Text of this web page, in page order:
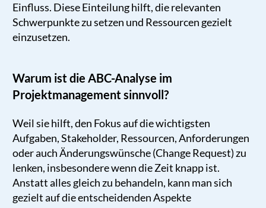
Einfluss. Diese Einteilung hilft, die relevanten
Schwerpunkte zu setzen und Ressourcen gezielt
einzusetzen.
Warum ist die ABC-Analyse im
Projektmanagement sinnvoll?
Weil sie hilft, den Fokus auf die wichtigsten
Aufgaben, Stakeholder, Ressourcen, Anforderungen
oder auch Änderungswünsche (Change Request) zu
lenken, insbesondere wenn die Zeit knapp ist.
Anstatt alles gleich zu behandeln, kann man sich
gezielt auf die entscheidenden Aspekte